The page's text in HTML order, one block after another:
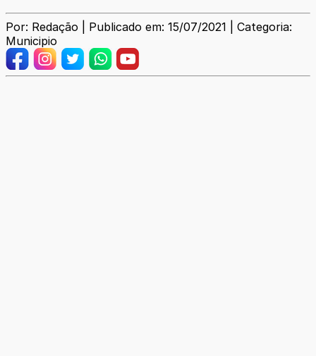
Por: Redação | Publicado em: 15/07/2021 | Categoria:
Municipio